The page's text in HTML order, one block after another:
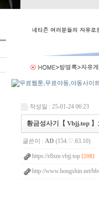
작성일 : 25-01-24 06:23
황금성사기【 Vbjj.top
글쓴이 : AD (154.♡.63.10)
https://r8xm.vbjj.top [208]
http://www.hongshin.net/